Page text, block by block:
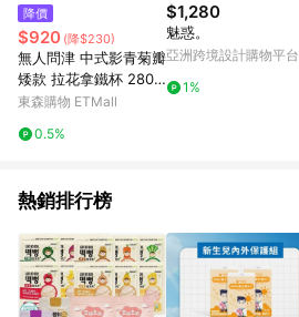
降價
$920 (降$230)
無人問津 中式影青菊瓣
矮款 拉花拿鐵杯 280
毫升 茶杯 家人杯組
東森購物 ETMall
0.5%
$1,280
魅惑。
亞洲跨境設計購物平台
1%
熱銷排行榜